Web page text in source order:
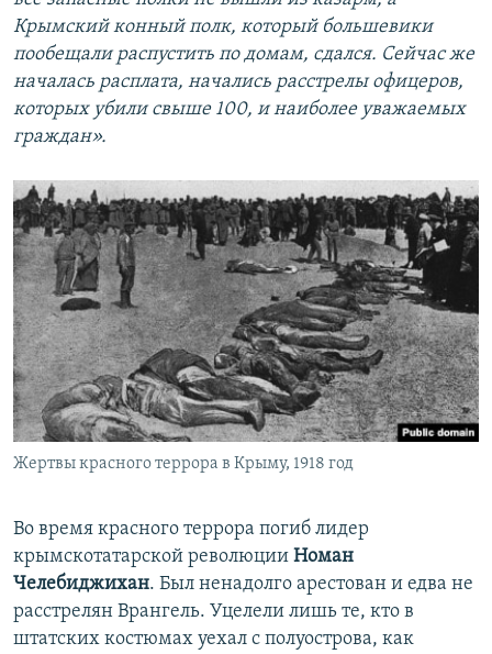
Крымский конный полк, который большевики
пообещали распустить по домам, сдался. Сейчас же
началась расплата, начались расстрелы офицеров,
которых убили свыше 100, и наиболее уважаемых
граждан».
Жертвы красного террора в Крыму, 1918 год
Во время красного террора погиб лидер
крымскотатарской революции Номан
Челебиджихан. Был ненадолго арестован и едва не
расстрелян Врангель. Уцелели лишь те, кто в
штатских костюмах уехал с полуострова, как